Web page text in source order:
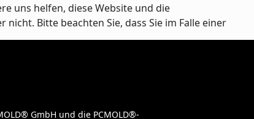
GmbH und die PCMOLD®-
uns helfen, diese Website und die
Bitte beachten Sie, dass Sie im Falle einer